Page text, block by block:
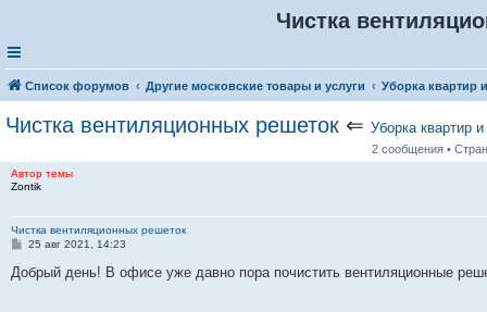
Чистка
Список форумов Другие московские товары и услуги Уборка квартир
Чистка вентиляционных решеток ⇐ Уборка квартир
2 сообщения •
Автор темы
Zontik
Чистка вентиляционных решеток
С
о
25 авг 2021, 14:23
Добрый день! В офисе уже давно пора почистить вентиляционные